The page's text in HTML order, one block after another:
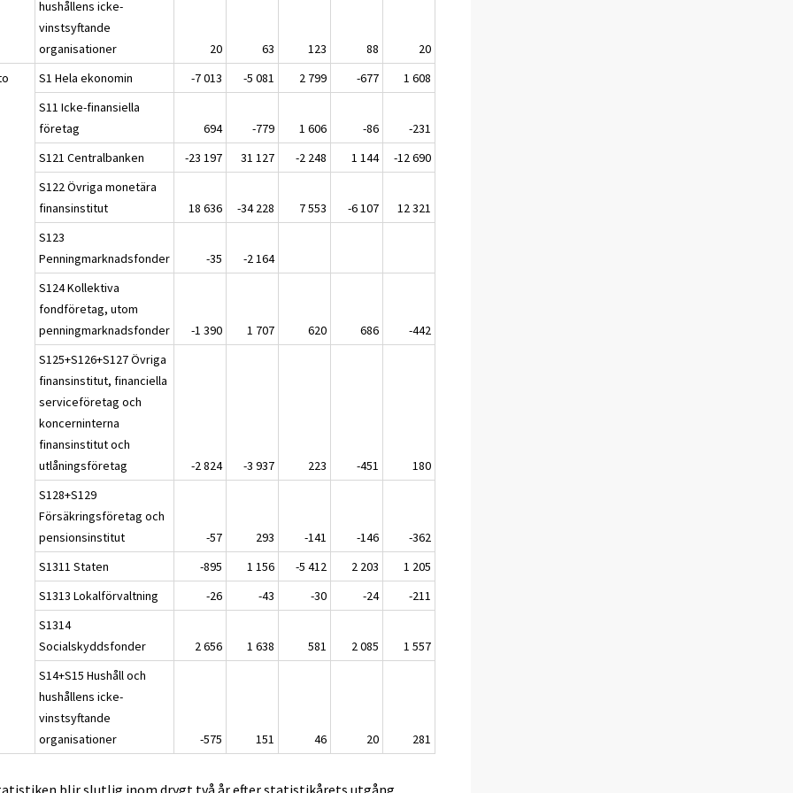
hushållens icke-
vinstsyftande
organisationer
20 63 123 88
20
S1 Hela ekonomin -7 013 -5 081 2 799 -677
1 608
S11 Icke-finansiella
företag
694 -779 1 606 -86
-231
S121 Centralbanken
-23 197 31 127 -2 248 1 144
-12 690
S122 Övriga monetära
finansinstitut
18 636 -34 228 7 553 -6 107
12 321
S123
Penningmarknadsfonder
-35
-2 164
S124 Kollektiva
fondföretag, utom
penningmarknadsfonder
-1 390 1 707 620 686
-442
S125+S126+S127 Övriga
finansinstitut, financiella
serviceföretag och
koncerninterna
finansinstitut och
utlåningsföretag
-2 824 -3 937 223 -451
180
S128+S129
Försäkringsföretag och
pensionsinstitut
-57 293 -141 -146
-362
S1311 Staten
-895 1 156 -5 412 2 203
1 205
S1313 Lokalförvaltning
-26 -43 -30 -24
-211
S1314
Socialskyddsfonder
2 656 1 638 581 2 085
1 557
S14+S15 Hushåll och
hushållens icke-
vinstsyftande
organisationer
-575 151 46 20 281
blir slutlig inom drygt två år efter statistikårets utgång.